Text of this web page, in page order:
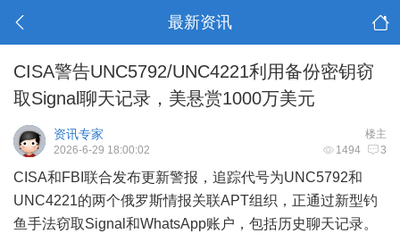
最新资讯
CISA警告UNC5792/UNC4221利用备份密钥窃
取Signal聊天记录，美悬赏1000万美元
楼主
资讯专家
1494 3
2026-6-29 18:00:02
CISA和FBI联合发布更新警报，追踪代号为UNC5792和
UNC4221的两个俄罗斯情报关联APT组织，正通过新型钓
鱼手法窃取Signal和WhatsApp账户，包括历史聊天记录。